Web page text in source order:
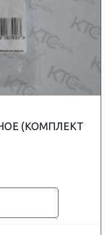
(КОМПЛЕКТ